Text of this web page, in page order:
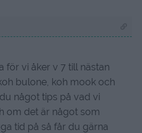
för vi åker v 7 till nästan
bulone, koh mook och
något tips på vad vi
om det är något som
tid på så får du gärna